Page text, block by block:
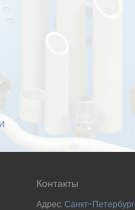
Контакты
Адрес:Санкт-Петербург,